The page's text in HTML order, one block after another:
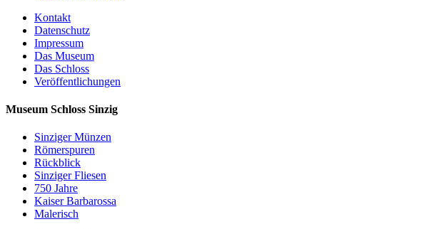
Kontakt
Datenschutz
Impressum
Das Museum
Das Schloss
Veröffentlichungen
Museum Schloss Sinzig
Sinziger Münzen
Römerspuren
Rückblick
Sinziger Fliesen
750 Jahre
Kaiser Barbarossa
Malerisch